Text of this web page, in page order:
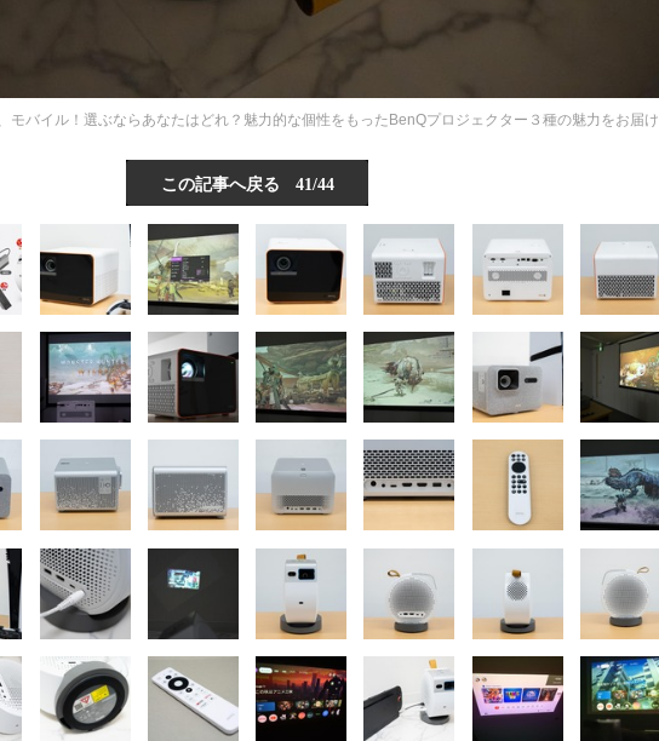
モバイル！選ぶならあなたはどれ？魅力的な個性をもったBenQプロジェクター３種の魅力をお届け
この記事へ戻る 41/44